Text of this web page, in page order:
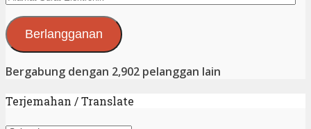
Elektronik
Berlangganan
Bergabung dengan 2,902 pelanggan lain
Terjemahan / Translate